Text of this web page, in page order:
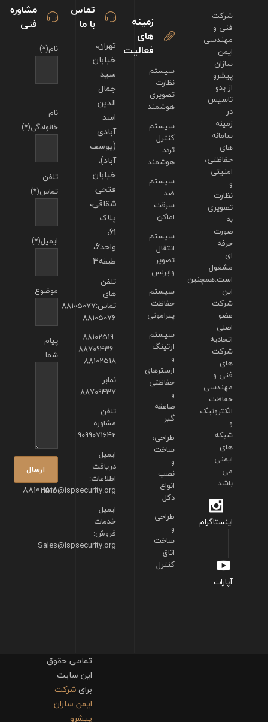
مشاوره
فنی
نام(*)
نام
خانوادگی(*)
تلفن
تماس(*)
ایمیل(*)
موضوع
پیام
شما
88102518
تماس
با ما
تهران،
خیابان
سید
جمال
الدین
اسد
آبادی
(یوسف
آباد)،
خیابان
فتحی
شقاقی،
پلاک
61،
واحد6،
طبقه3
تلفن
های
تماس:88105077-
88105076
88102519-
88709436-
88102518
نمابر:
88709437
تلفن
مشاوره:
9099071642
ایمیل
دریافت
اطلاعات:
info@ispsecurity.org
ایمیل
خدمات
فروش:
Sales@ispsecurity.org
زمینه
های
فعالیت
سیستم
نظارت
تصویری
هوشمند
سیستم
کنترل
تردد
هوشمند
سیستم
ضد
سرقت
اماکن
سیستم
انتقال
تصویر
وایرلس
سیستم
حفاظت
پیرامونی
سیستم
ارتینگ
و
ارسترهای
حفاظتی
و
صاعقه
گیر
طراحی،
ساخت
و
نصب
انواع
دکل
طراحی
و
ساخت
اتاق
کنترل
شرکت
فنی و
مهندسی
ایمن
سازان
پیشرو
از بدو
تاسیس
در
زمینه
سامانه
های
حفاظتی،
امنیتی
و
نظارت
تصویری
به
صورت
حرفه
ای
مشغول
است.همچنین
این
شرکت
عضو
اصلی
اتحادیه
شرکت
های
فنی و
مهندسی
حفاظت
الکترونیک
و
شبکه
های
ایمنی
می
باشد.
اینستاگرام
آپارات
تمامی حقوق
این سایت
برایشرکت
ایمن سازان
پیشرو